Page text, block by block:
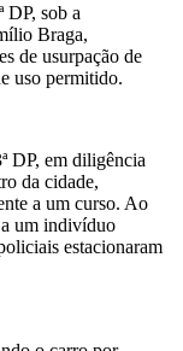
DP, sob a
Braga,
de usurpação de
uso permitido.
DP, em diligência
da cidade,
a um curso. Ao
a um indivíduo
estacionaram